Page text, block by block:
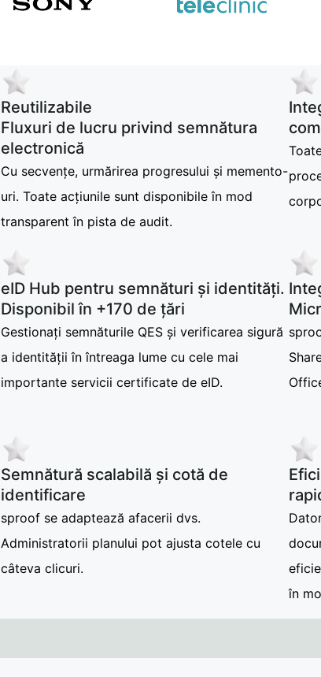
Reutilizabile
Fluxuri de lucru privind semnătura
electronică
Cu secvențe, urmărirea progresului și memento-
uri. Toate acțiunile sunt disponibile în mod
transparent în pista de audit.
eID Hub pentru semnături și identități.
Disponibil în +170 de țări
Gestionați semnăturile QES și verificarea sigură
a identității în întreaga lume cu cele mai
importante servicii certificate de eID.
Semnătură scalabilă și cotă de
identificare
sproof se adaptează afacerii dvs.
Administratorii planului pot ajusta cotele cu
câteva clicuri.
în